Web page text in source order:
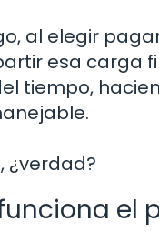
al elegir
esa carga
tiempo,
¿verdad?
el